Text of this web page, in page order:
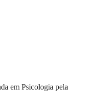
em Psicologia pela